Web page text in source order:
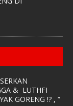
& LUTHFI
GORENG !? , “